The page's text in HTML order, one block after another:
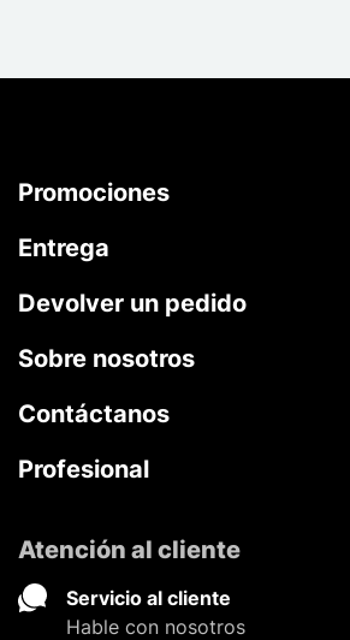
Promociones
Entrega
Devolver un pedido
Sobre nosotros
Contáctanos
Profesional
Atención al cliente
Servicio al cliente
Hable con nosotros